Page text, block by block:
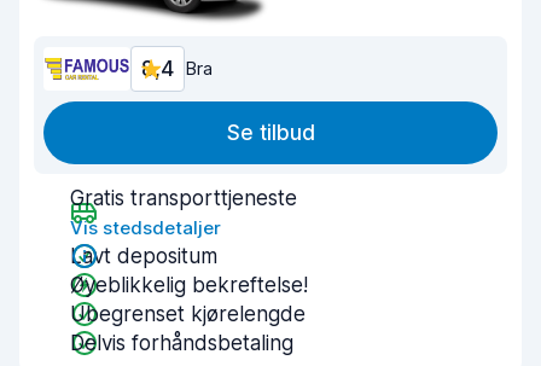
8,4 Bra
Se tilbud
Gratis transporttjeneste
Vis stedsdetaljer
Lavt depositum
Øyeblikkelig bekreftelse!
Ubegrenset kjørelengde
Delvis forhåndsbetaling